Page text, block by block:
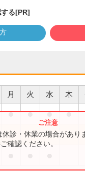
る[PR]
月 火 水 木
● ● ● ●
休診・休業の場合があり
確認ください。